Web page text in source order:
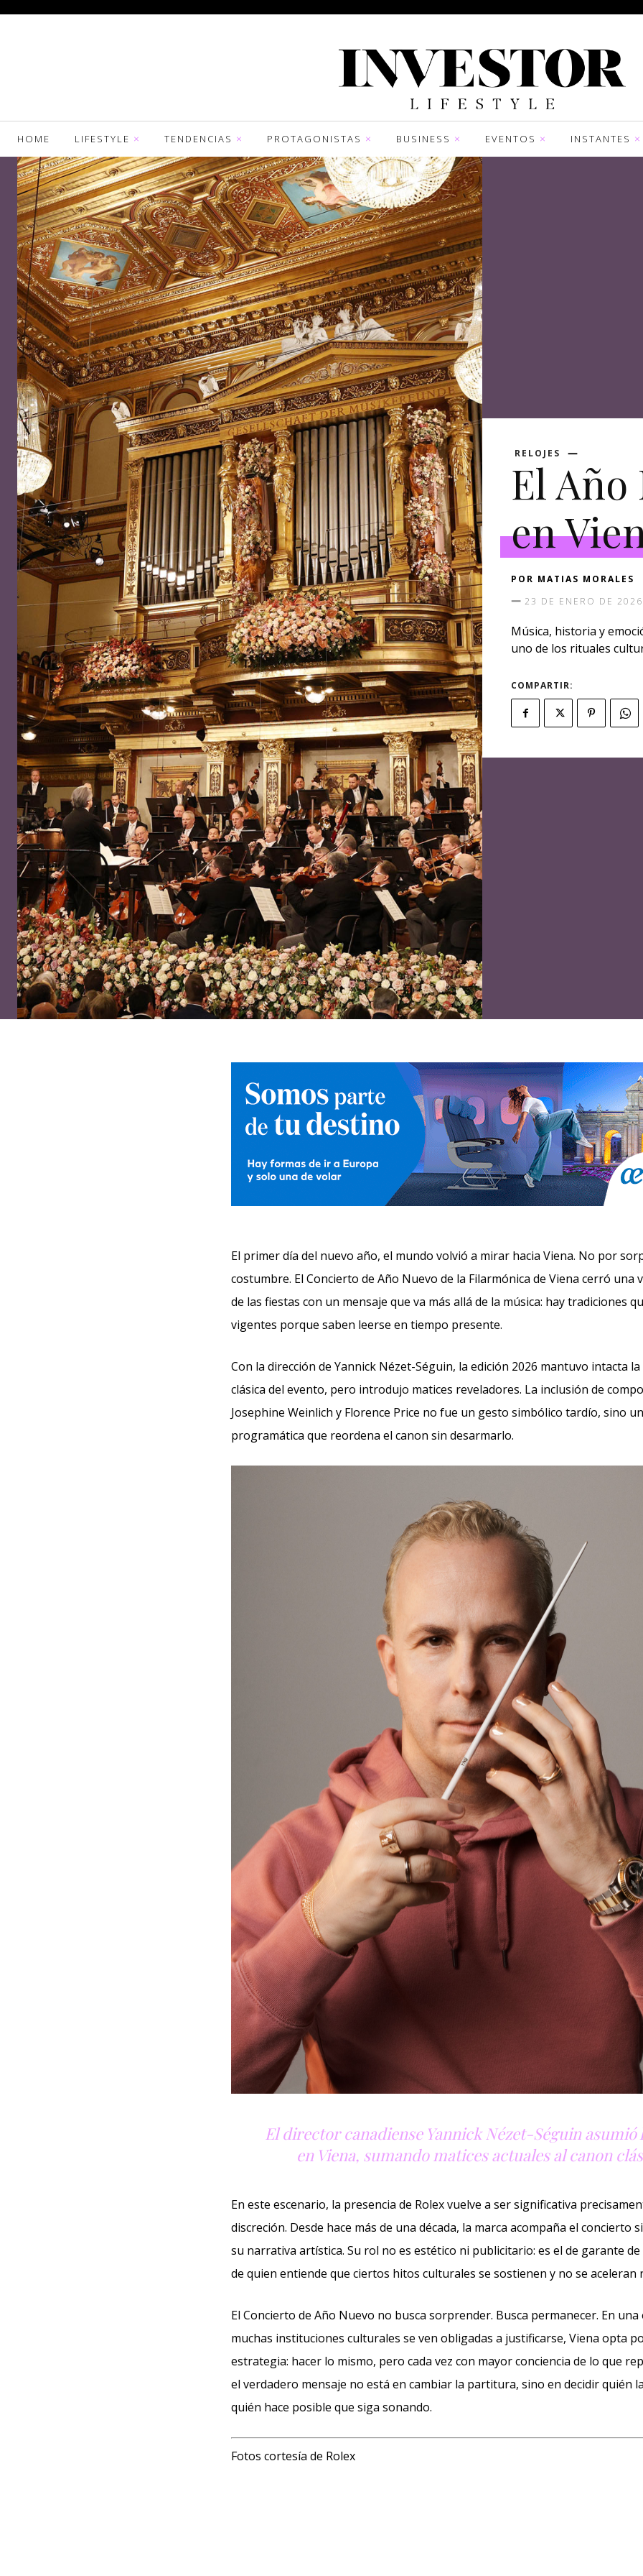
HOME LIFESTYLE TENDENCIAS PROTAGONISTAS BUSINESS EVENTOS INSTANTES
RELOJES
El Año
en
POR MATIAS MORALES
23 DE ENERO DE 2026
Música, historia y
uno de los rituales
COMPARTIR:
El primer día del nuevo año, el mundo volvió a mirar hacia Viena. No por
costumbre. El Concierto de Año Nuevo de la Filarmónica de Viena cerró una
de las fiestas con un mensaje que va más allá de la música: hay tradiciones
vigentes porque saben leerse en tiempo presente.
Con la dirección de Yannick Nézet-Séguin, la edición 2026 mantuvo intacta
clásica del evento, pero introdujo matices reveladores. La inclusión de
Josephine Weinlich y Florence Price no fue un gesto simbólico tardío, sino
programática que reordena el canon sin desarmarlo.
El director canadiense Yannick Nézet-Séguin asumió
en Viena, sumando matices actuales al canon
En este escenario, la presencia de Rolex vuelve a ser significativa
discreción. Desde hace más de una década, la marca acompaña el concierto
su narrativa artística. Su rol no es estético ni publicitario: es el de garante
de quien entiende que ciertos hitos culturales se sostienen y no se aceleran
El Concierto de Año Nuevo no busca sorprender. Busca permanecer. En una
muchas instituciones culturales se ven obligadas a justificarse, Viena opta
estrategia: hacer lo mismo, pero cada vez con mayor conciencia de lo que
el verdadero mensaje no está en cambiar la partitura, sino en decidir quién
quién hace posible que siga sonando.
Fotos cortesía de Rolex